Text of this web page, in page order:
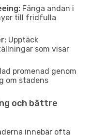
Fånga andan i
till fridfulla
Upptäck
som visar
promenad genom
om stadens
och bättre
innebär ofta